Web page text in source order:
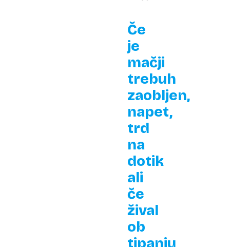
Če
je
mačji
trebuh
zaobljen,
napet,
trd
na
dotik
ali
če
žival
ob
tipanju